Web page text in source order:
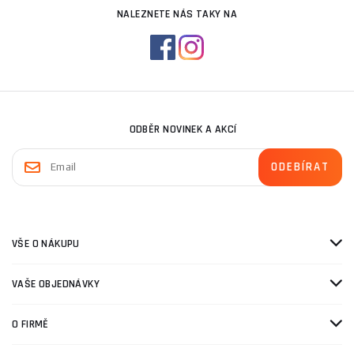
NALEZNETE NÁS TAKY NA
ODBĚR NOVINEK A AKCÍ
VŠE O NÁKUPU
VAŠE OBJEDNÁVKY
O FIRMĚ